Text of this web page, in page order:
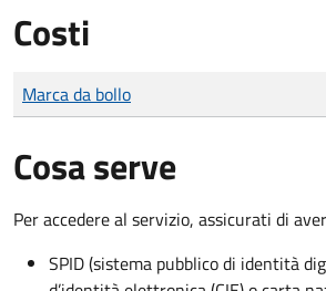
Costi
Tipo di pagamento
Importo
Marca da bollo
Cosa serve
Per accedere al servizio, assicurati di
SPID (sistema pubblico di identità